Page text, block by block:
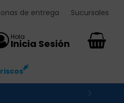
0
de entrega Sucursales